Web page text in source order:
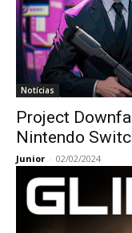
Notícias
Project
Nintendo
Junior - 02/02/2024